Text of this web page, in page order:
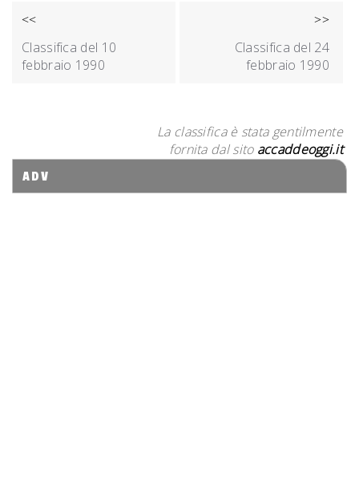
NAVIGAZIONE
ARTICOLI
<<
Classifica del 10
febbraio 1990
>>
Classifica del 24
febbraio 1990
La classifica è stata gentilmente
fornita dal sito accaddeoggi.it
ADV